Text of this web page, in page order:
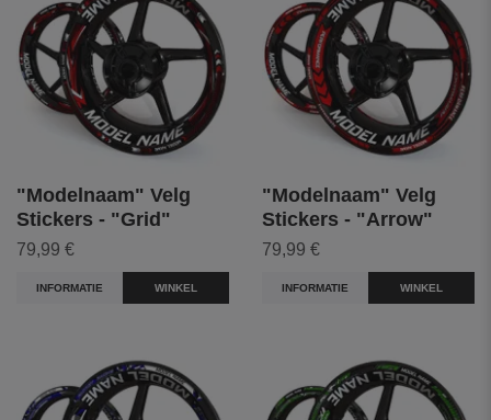
"Modelnaam" Velg
Stickers - "Grid"
79,99 €
INFORMATIE WINKEL
"Modelnaam" Velg
Stickers - "Arrow"
79,99 €
INFORMATIE WINKEL